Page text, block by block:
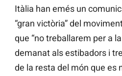
Itàlia han emés un
“gran victòria” del
que “no treballarem per a
demanat als estibadors i
de la resta del món que es